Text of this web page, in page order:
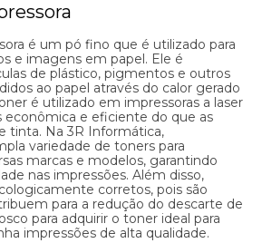
é um pó fino que é utilizado para
e imagens em papel. Ele é
de plástico, pigmentos e outros
ao papel através do calor gerado
é utilizado em impressoras a laser
econômica e eficiente do que as
tinta. Na 3R Informática,
variedade de toners para
marcas e modelos, garantindo
nas impressões. Além disso,
corretos, pois são
para a redução do descarte de
para adquirir o toner ideal para
impressões de alta qualidade.